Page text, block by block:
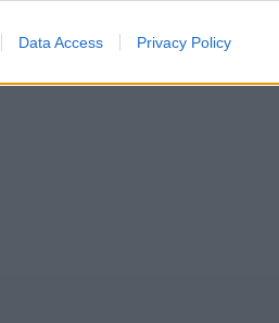
Data Access Privacy Policy